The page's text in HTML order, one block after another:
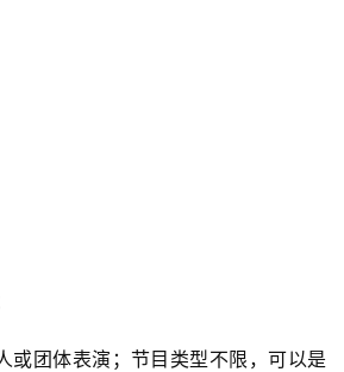
或团体表演；节目类型不限，可以是